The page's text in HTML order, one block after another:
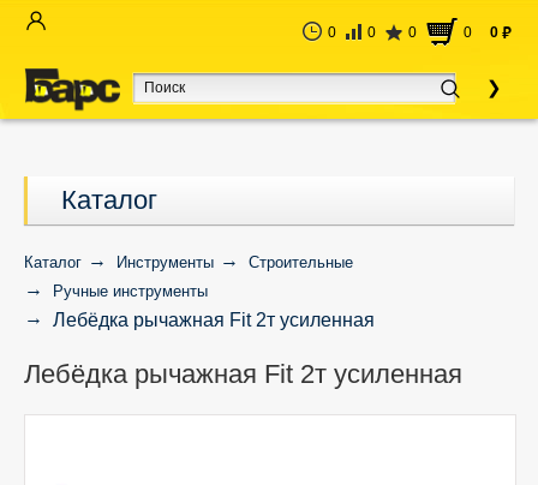
0 0 0 0 0 руб
Каталог
Каталог Инструменты
Строительные
Ручные инструменты
Лебёдка рычажная Fit 2т усиленная
Лебёдка рычажная Fit 2т усиленная